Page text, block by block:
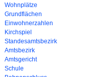
Wohnplätze
Grundflächen
Einwohnerzahlen
Kirchspiel
Standesamtsbezirk
Amtsbezirk
Amtsgericht
Schule